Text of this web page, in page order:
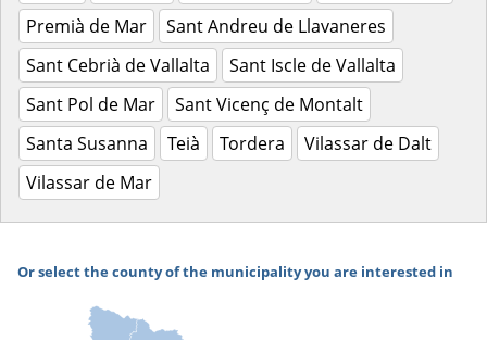
Premià de Mar
Sant Andreu de Llavaneres
Sant Cebrià de Vallalta
Sant Iscle de Vallalta
Sant Pol de Mar
Sant Vicenç de Montalt
Santa Susanna
Teià Tordera
Vilassar de Dalt
Vilassar de Mar